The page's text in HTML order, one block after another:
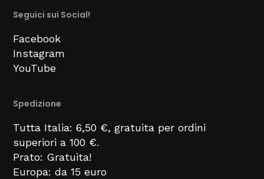
Seguici sui Social!
Facebook
Instagram
YouTube
Spedizione
Tutta Italia: 6,50 €, gratuita per ordini
superiori a 100 €.
Prato: Gratuita!
Europa: da 15 euro